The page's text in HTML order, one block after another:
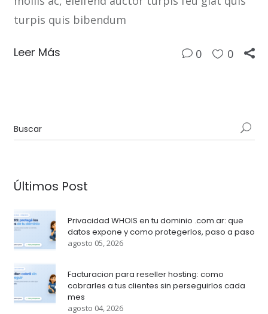
turpis quis bibendum
Leer Más 0 0
Últimos Post
Privacidad WHOIS en tu dominio .com.ar: que
datos expone y como protegerlos, paso a paso
agosto 05, 2026
Facturacion para reseller hosting: como
cobrarles a tus clientes sin perseguirlos cada
mes
agosto 04, 2026